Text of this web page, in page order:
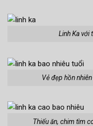
Linh Ka với
Vẻ đẹp hồn
Thiếu ăn, chim tìm